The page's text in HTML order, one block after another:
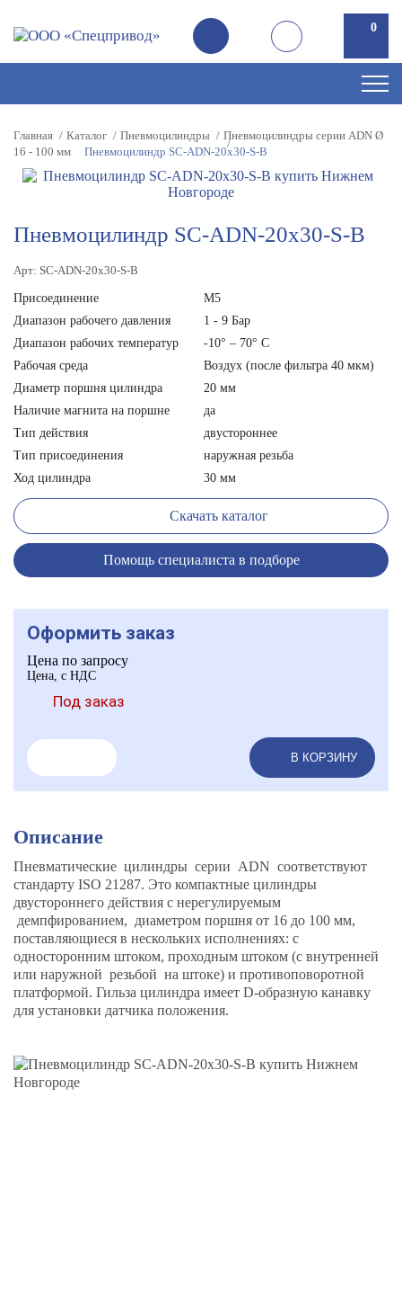
0
Главная Каталог Пневмоцилиндры
Пневмоцилиндры серии ADN Ø
16 - 100 мм
Пневмоцилиндр SC-ADN-20x30-S-B
Пневмоцилиндр SC-ADN-20x30-S-B
Арт: SC-ADN-20x30-S-B
Присоединение
M5
Диапазон рабочего давления
1 - 9 Бар
Диапазон рабочих температур
-10° – 70° С
Рабочая среда
Воздух (после фильтра 40 мкм)
Диаметр поршня цилиндра
20 мм
Наличие магнита на поршне
да
Тип действия
двустороннее
Тип присоединения
наружная резьба
Ход цилиндра
30 мм
Скачать каталог
Помощь специалиста в подборе
Оформить заказ
Цена по запросу
Цена, с НДС
Под заказ
В КОРЗИНУ
Описание
Пневматические цилиндры серии ADN соответствуют
стандарту ISO 21287. Это компактные цилиндры
двустороннего действия с нерегулируемым
демпфированием, диаметром поршня от 16 до 100 мм,
поставляющиеся в нескольких исполнениях: с
односторонним штоком, проходным штоком (с внутренней
или наружной резьбой на штоке) и противоповоротной
платформой. Гильза цилиндра имеет D-образную канавку
для установки датчика положения.